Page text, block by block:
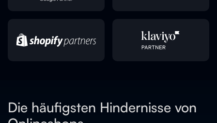
Die häufigsten Hindernisse von